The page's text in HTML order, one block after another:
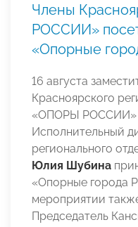
Члены
РОССИИ»
«Опорные
16 августа
Красноярского
«ОПОРЫ РОССИИ»
Исполнительный
регионального
Юлия Шубина
«Опорные города
мероприятии
Председатель